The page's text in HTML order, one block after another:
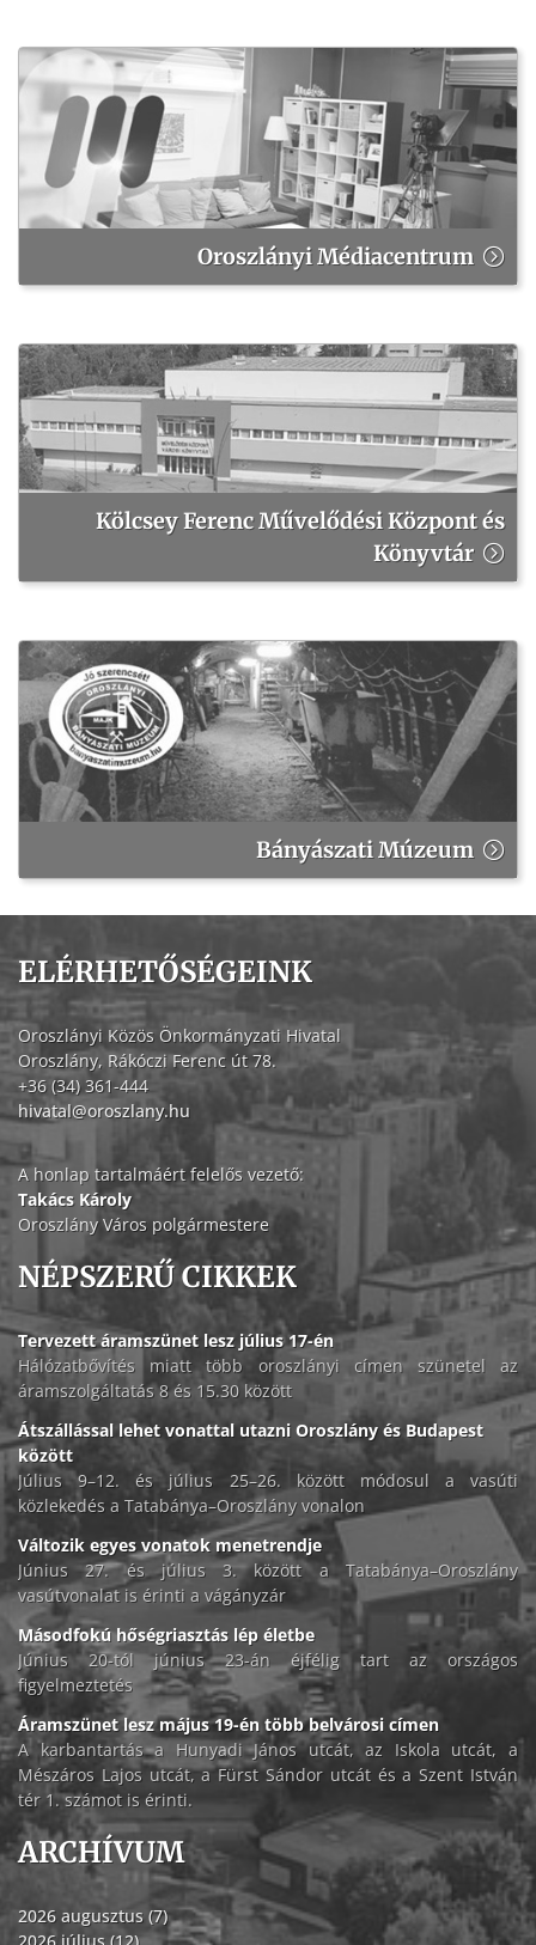
Oroszlányi Médiacentrum
Kölcsey Ferenc Művelődési Központ és
Könyvtár
Bányászati Múzeum
ELÉRHETŐSÉGEINK
Oroszlányi Közös Önkormányzati Hivatal
Oroszlány, Rákóczi Ferenc út 78.
+36 (34) 361-444
hivatal@oroszlany.hu
A honlap tartalmáért felelős vezető:
Takács Károly
Oroszlány Város polgármestere
NÉPSZERŰ CIKKEK
Tervezett áramszünet lesz július 17-én
Hálózatbővítés miatt több oroszlányi címen szünetel az
áramszolgáltatás 8 és 15.30 között
Átszállással lehet vonattal utazni Oroszlány és Budapest
között
Július 9–12. és július 25–26. között módosul a vasúti
közlekedés a Tatabánya–Oroszlány vonalon
Változik egyes vonatok menetrendje
Június 27. és július 3. között a Tatabánya–Oroszlány
vasútvonalat is érinti a vágányzár
Másodfokú hőségriasztás lép életbe
Június 20-tól június 23-án éjfélig tart az országos
figyelmeztetés
Áramszünet lesz május 19-én több belvárosi címen
A karbantartás a Hunyadi János utcát, az Iskola utcát, a
Mészáros Lajos utcát, a Fürst Sándor utcát és a Szent István
tér 1. számot is érinti.
ARCHÍVUM
2026 augusztus (7)